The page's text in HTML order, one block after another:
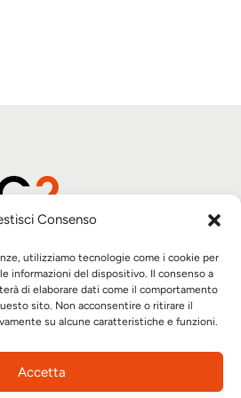
Consenso
utilizziamo tecnologie come i cookie per
informazioni del dispositivo. Il consenso a
di elaborare dati come il comportamento
sito. Non acconsentire o ritirare il
su alcune caratteristiche e funzioni.
Accetta